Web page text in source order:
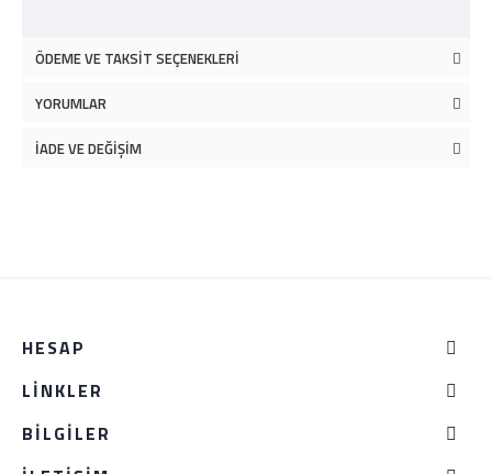
ÖDEME VE TAKSIT SEÇENEKLERI
YORUMLAR
İADE VE DEĞIŞIM
HESAP
LINKLER
BILGILER